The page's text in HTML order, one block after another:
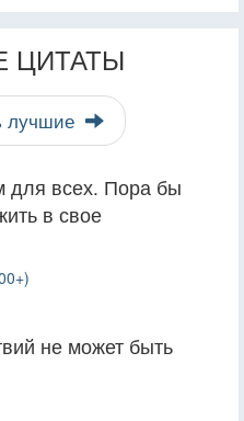
ЦИТАТЫ
лучшие
для всех. Пора бы
в свое
не может быть